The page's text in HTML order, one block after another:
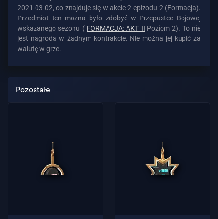
2021-03-02, co znajduje się w akcie 2 epizodu 2 (Formacja).
Przedmiot ten można było zdobyć w Przepustce Bojowej
wskazanego sezonu ( FORMACJA: AKT II Poziom 2). To nie
jest nagroda w żadnym kontrakcie. Nie można jej kupić za
walutę w grze.
Pozostałe